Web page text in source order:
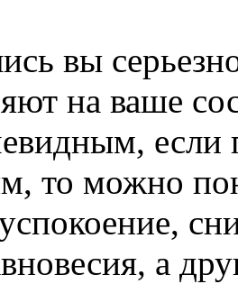
вы
на ваше
если
то можно
а